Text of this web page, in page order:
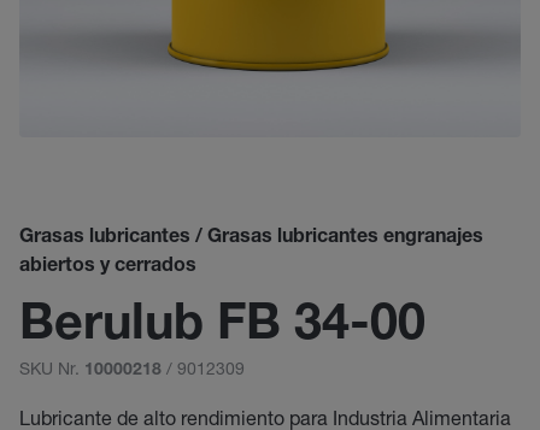
Grasas lubricantes / Grasas lubricantes engranajes
abiertos y cerrados
Berulub FB 34-00
SKU Nr. 10000218 / 9012309
Lubricante de alto rendimiento para Industria Alimentaria